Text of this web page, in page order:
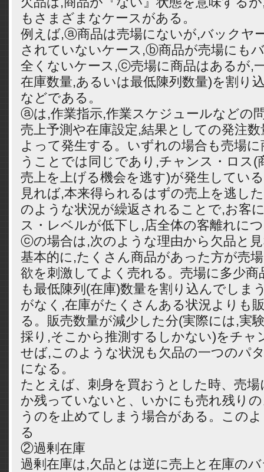
もさまざまなケースがある。
例えば,ⓐ商品は売場にないが,バックヤ
されていないケース,ⓑ商品が売場にも
全くないケース,ⓒ売場に商品はあるが,
在庫数量,あるいは最低陳列数量)を割り
などである。
ⓐは,作業指示,作業スケジュールなどの
売上予測や在庫設定,結果としての発注
よって発生する。いずれの場合も売場
うことでは同じであり,チャンス・ロス(
売上を上げる機会を逃す)が発生してい
見れば,本来得られるはずの売上を逃し
のような状況が繰返されることで,お客
ス・レベルが低下し,店全体の客離れに
ⓒの場合は,次のような理由から欠品と
基本的に,たくさん商品があった方が売
欲を刺激してよく売れる。売場に多少
も最低陳列(在庫)数量を割り込んでしま
がなく,在庫がたくさんある状況よりも
る。販売数量が減少した分(実際には,実
採り,そこから推測するしかない)をチャ
せば,このような状況も欠品の一つのパ
になる。
たとえば、刺身を買おうとした時、売
か残っていないと、いかにも売れ残り
うのを止めてしまう場合がある。この
る
②過剰在庫
過剰在庫は,欠品とは逆に売上と在庫の